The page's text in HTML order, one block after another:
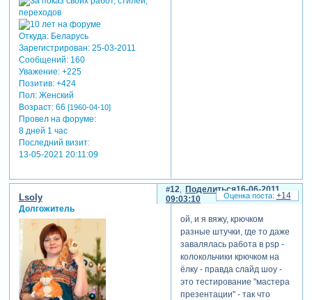
Откуда:Беларусь
Зарегистрирован: 25-03-2011
Сообщений:160
Уважение: +225
Позитив: +424
Пол:Женский
Возраст:66 [1960-04-10]
Провел на форуме:
8 дней 1 час
Последний визит:
13-05-2021 20:11:09
Поделиться
12
16-06-2011
09:03:10
Lsoly
Долгожитель
ой, и я вяжу, крючком
разные штучки, где то даже
завалялась работа в psp -
колокольчики крючком на
ёлку - правда слайд шоу -
это тестирование "мастера
презентации" - так что
+14